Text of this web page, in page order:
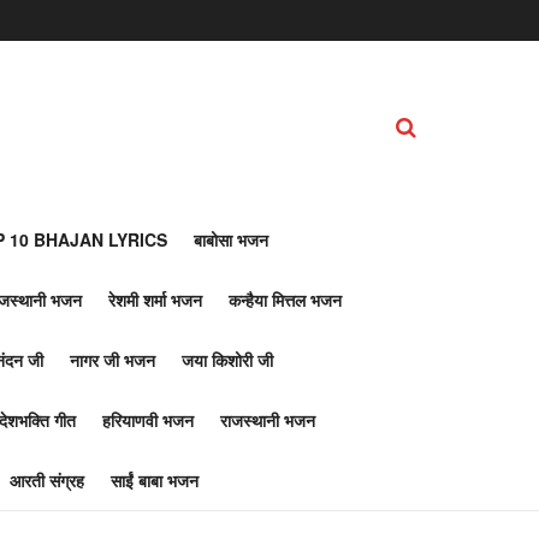
10 BHAJAN LYRICS बाबोसा भजन
भजन रेशमी शर्मा भजन कन्हैया मित्तल भजन
जी नागर जी भजन जया किशोरी जी
देशभक्ति गीत हरियाणवी भजन राजस्थानी भजन
आरती संग्रह साईं बाबा भजन